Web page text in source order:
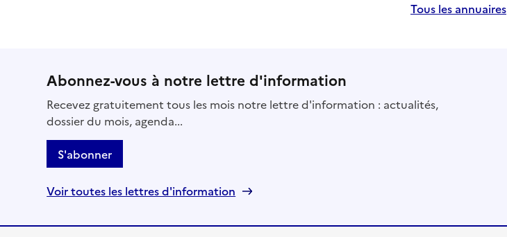
Tous les annuaires
Abonnez-vous à notre lettre d'information
Recevez gratuitement tous les mois notre lettre d'information : actualités,
dossier du mois, agenda...
S'abonner
Voir toutes les lettres d'information